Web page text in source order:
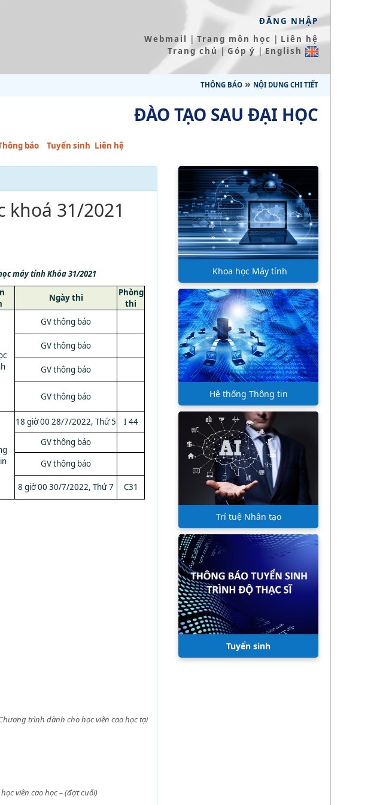
ĐĂNG NHẬP
Webmail | Trang môn học | Liên hệ
Trang chủ| Góp ý |English
THÔNG BÁO » NỘI DUNG CHI TIẾT
ĐÀO TẠO SAU ĐẠI HỌC
báo Tuyển sinh Liên hệ
khoá 31/2021
máy tính Khóa 31/2021
Ngày thi
Phòng
thi
GV thông báo
GV thông báo
GV thông báo
GV thông báo
18 giờ 00 28/7/2022, Thứ 5
I 44
GV thông báo
GV thông báo
8 giờ 00 30/7/2022, Thứ 7 C31
trình dành cho học viên cao học tại
viên cao học – (đợt cuối)
Khoa học Máy tính
Hệ thống Thông tin
Trí tuệ Nhân tạo
Tuyển sinh